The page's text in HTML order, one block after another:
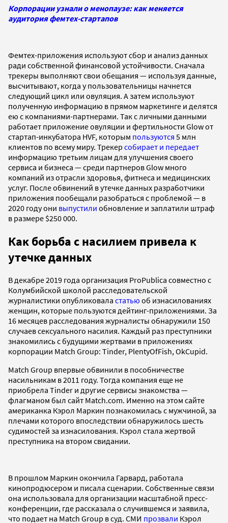
Корпорации узнали о менопаузе: как меняется
аудитория фемтех-стартапов
Фемтех-приложения используют сбор и анализ данных
ради собственной финансовой устойчивости. Сначала
трекеры выполняют свои обещания — используя данные,
высчитывают, когда у пользовательницы начнется
следующий цикл или овуляция. А затем используют
полученную информацию в прямом маркетинге и делятся
ею с компаниями-партнерами. Так с личными данными
работает приложение овуляции и фертильности Glow от
стартап-инкубатора HVF, которым пользуются 5 млн
клиентов по всему миру. Трекер собирает и передает
информацию третьим лицам для улучшения своего
сервиса и бизнеса — среди партнеров Glow много
компаний из отрасли здоровья, фитнеса и медицинских
услуг. После обвинений в утечке данных разработчики
приложения пообещали разобраться с проблемой — в
2020 году они выпустили обновление и заплатили штраф
в размере $250 000.
Как борьба с насилием привела к
утечке данных
В декабре 2019 года организация ProPublica совместно с
Колумбийской школой расследовательской
журналистики опубликовала статью об изнасилованиях
женщин, которые пользуются дейтинг-приложениями. За
16 месяцев расследования журналисты обнаружили 150
случаев сексуального насилия. Каждый раз преступники
знакомились с будущими жертвами в приложениях
корпорации Match Group: Tinder, PlentyOfFish, OkCupid.
Match Group впервые обвинили в пособничестве
насильникам в 2011 году. Тогда компания еще не
приобрела Tinder и другие сервисы знакомства —
флагманом был сайт Match.com. Именно на этом сайте
американка Кэрол Маркин познакомилась с мужчиной, за
плечами которого впоследствии обнаружилось шесть
судимостей за изнасилования. Кэрол стала жертвой
преступника на втором свидании.
В прошлом Маркин окончила Гарвард, работала
кинопродюсером и писала сценарии. Собственные связи
она использовала для организации масштабной пресс-
конференции, где рассказала о случившемся и заявила,
что подает на Match Group в суд. СМИ прозвали Кэрол